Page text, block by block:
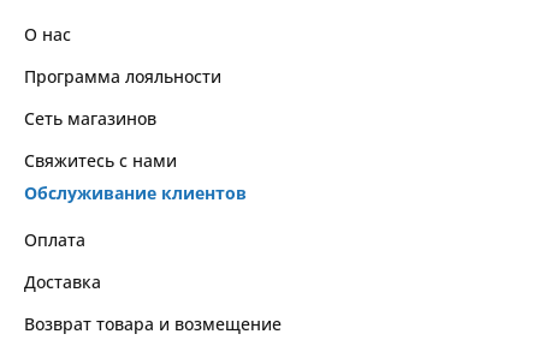
О нас
Программа лояльности
Сеть магазинов
Свяжитесь с нами
Обслуживание клиентов
Оплата
Доставка
Возврат товара и возмещение